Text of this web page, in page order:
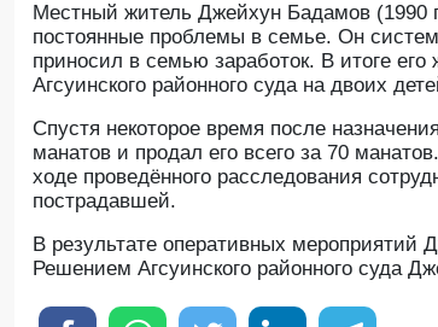
Местный житель Джейхун Бадамов (1990
постоянные проблемы в семье. Он
приносил в семью заработок. В итоге
Агсуинского районного суда на двоих
Спустя некоторое время после
манатов и продал его всего за 70
ходе проведённого расследования
пострадавшей.
В результате оперативных мероприятий
Решением Агсуинского районного суда